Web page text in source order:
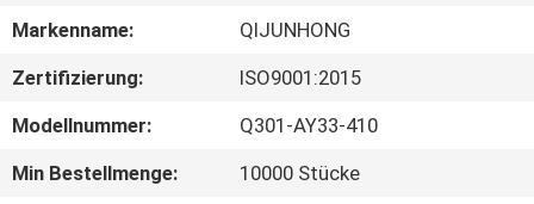
VR-
SHOW
ÜBER
UNS
Markenname:
QIJUNHONG
Zertifizierung:
ISO9001:2015
Modellnummer:
Q301-AY33-410
Min Bestellmenge:
10000 Stücke